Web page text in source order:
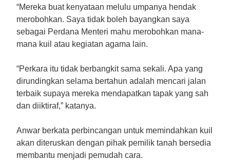
“Mereka buat kenyataan melulu umpanya hendak
merobohkan. Saya tidak boleh bayangkan saya
sebagai Perdana Menteri mahu merobohkan mana-
mana kuil atau kegiatan agama lain.
“Perkara itu tidak berbangkit sama sekali. Apa yang
dirundingkan selama bertahun adalah mencari jalan
terbaik supaya mereka mendapatkan tapak yang sah
dan diiktiraf,” katanya.
Anwar berkata perbincangan untuk memindahkan kuil
akan diteruskan dengan pihak pemilik tanah bersedia
membantu menjadi pemudah cara.